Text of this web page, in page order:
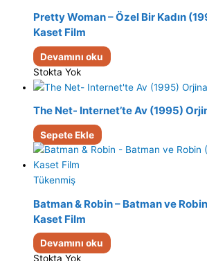
Pretty Woman – Özel Bir Kadın
Kaset Film
Devamını oku
Stokta Yok
The Net- Internet’te Av (1995)
Sepete Ekle
Tükenmiş
Batman & Robin – Batman ve
Kaset Film
Devamını oku
Stokta Yok